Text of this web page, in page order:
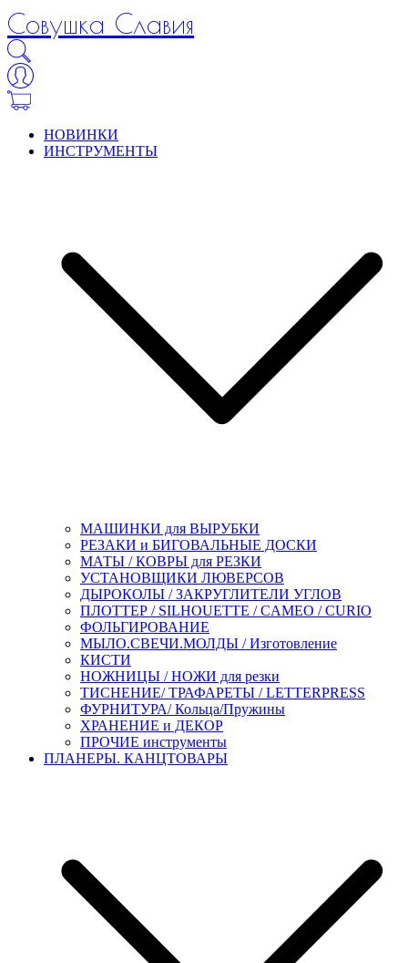
Совушка Славия
НОВИНКИ
ИНСТРУМЕНТЫ
МАШИНКИ для ВЫРУБКИ
РЕЗАКИ и БИГОВАЛЬНЫЕ ДОСКИ
МАТЫ / КОВРЫ для РЕЗКИ
УСТАНОВЩИКИ ЛЮВЕРСОВ
ДЫРОКОЛЫ / ЗАКРУГЛИТЕЛИ УГЛОВ
ПЛОТТЕР / SILHOUETTE / CAMEO / CURIO
ФОЛЬГИРОВАНИЕ
МЫЛО.СВЕЧИ.МОЛДЫ / Изготовление
КИСТИ
НОЖНИЦЫ / НОЖИ для резки
ТИСНЕНИЕ/ ТРАФАРЕТЫ / LETTERPRESS
ФУРНИТУРА/ Кольца/Пружины
ХРАНЕНИЕ и ДЕКОР
ПРОЧИЕ инструменты
ПЛАНЕРЫ. КАНЦТОВАРЫ